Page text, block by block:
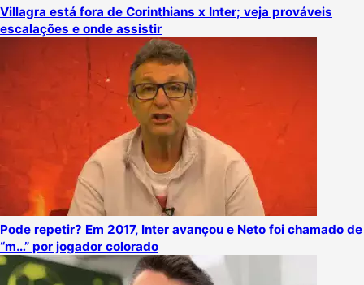
Villagra está fora de Corinthians x Inter; veja prováveis
escalações e onde assistir
Pode repetir? Em 2017, Inter avançou e Neto foi chamado de
“m…” por jogador colorado